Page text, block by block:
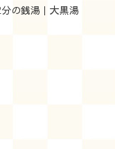
の銭湯｜大黒湯